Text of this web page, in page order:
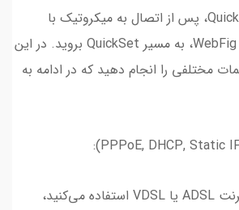
برای دسترسی به QuickSet، پس از اتصال به میکروتیک با
استفاده از Winbox یا WebFig، به مسیر QuickSet بروید. در این
مختلفی را انجام دهید که در ادامه به
PPPoE: اگر از اینترنت ADSL یا VDSL استفاده می‌کنید،